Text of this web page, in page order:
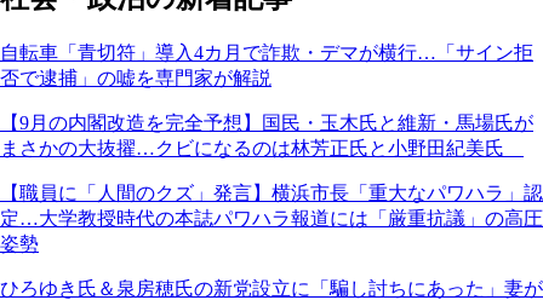
自転車「青切符」導入4カ月で詐欺・デマが横行…「サイン拒
否で逮捕」の嘘を専門家が解説
【9月の内閣改造を完全予想】国民・玉木氏と維新・馬場氏が
まさかの大抜擢…クビになるのは林芳正氏と小野田紀美氏
【職員に「人間のクズ」発言】横浜市長「重大なパワハラ」認
定…大学教授時代の本誌パワハラ報道には「厳重抗議」の高圧
姿勢
ひろゆき氏＆泉房穂氏の新党設立に「騙し討ちにあった」妻が